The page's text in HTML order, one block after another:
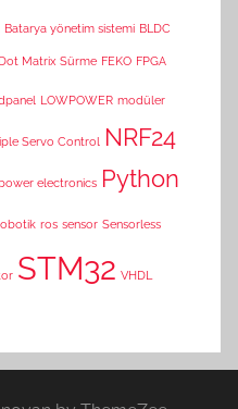
Batarya yönetim sistemi BLDC
Dot Matrix Sürme FEKO FPGA
LOWPOWER modüler
Servo Control NRF24
electronics Python
ros sensor Sensorless
STM32 VHDL